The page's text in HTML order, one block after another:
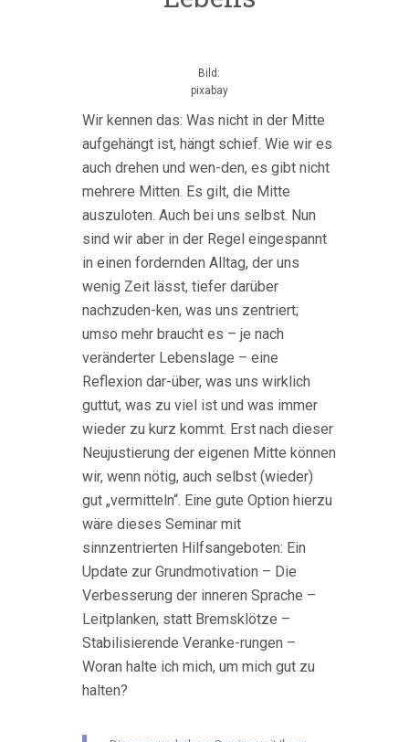
Bild:
pixabay
Wir kennen das: Was nicht in der Mitte
aufgehängt ist, hängt schief. Wie wir es
auch drehen und wen-den, es gibt nicht
mehrere Mitten. Es gilt, die Mitte
auszuloten. Auch bei uns selbst. Nun
sind wir aber in der Regel eingespannt
in einen fordernden Alltag, der uns
wenig Zeit lässt, tiefer darüber
nachzuden-ken, was uns zentriert;
umso mehr braucht es – je nach
veränderter Lebenslage – eine
Reflexion dar-über, was uns wirklich
guttut, was zu viel ist und was immer
wieder zu kurz kommt. Erst nach dieser
Neujustierung der eigenen Mitte können
wir, wenn nötig, auch selbst (wieder)
gut „vermitteln“. Eine gute Option hierzu
wäre dieses Seminar mit
sinnzentrierten Hilfsangeboten: Ein
Update zur Grundmotivation – Die
Verbesserung der inneren Sprache –
Leitplanken, statt Bremsklötze –
Stabilisierende Veranke-rungen –
Woran halte ich mich, um mich gut zu
halten?